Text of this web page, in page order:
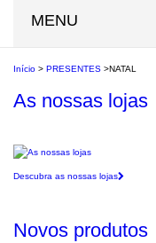
MENU
Início > PRESENTES >NATAL
As nossas lojas
Descubra as nossas lojas
Novos produtos